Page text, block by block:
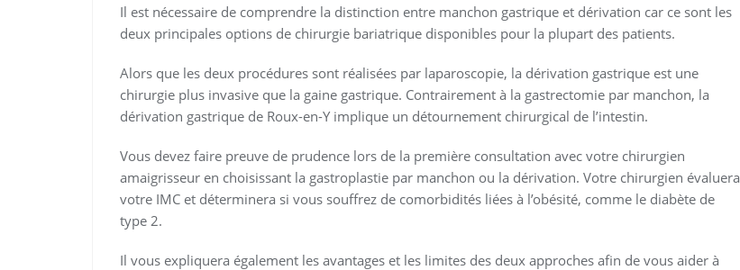
Il est nécessaire de comprendre la distinction entre manchon gastrique et dérivation car ce sont les
deux principales options de chirurgie bariatrique disponibles pour la plupart des patients.
Alors que les deux procédures sont réalisées par laparoscopie, la dérivation gastrique est une
chirurgie plus invasive que la gaine gastrique. Contrairement à la gastrectomie par manchon, la
dérivation gastrique de Roux-en-Y implique un détournement chirurgical de l’intestin.
Vous devez faire preuve de prudence lors de la première consultation avec votre chirurgien
amaigrisseur en choisissant la gastroplastie par manchon ou la dérivation. Votre chirurgien évaluera
votre IMC et déterminera si vous souffrez de comorbidités liées à l’obésité, comme le diabète de
type 2.
Il vous expliquera également les avantages et les limites des deux approches afin de vous aider à